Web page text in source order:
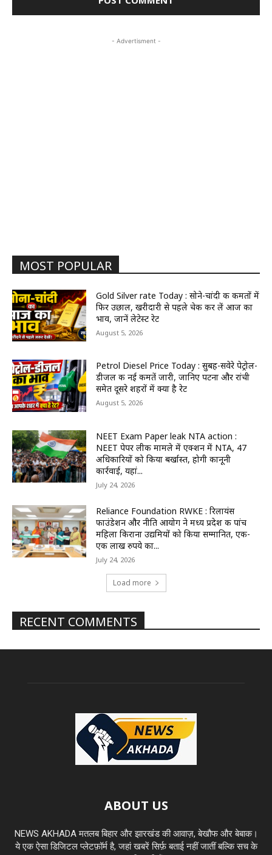
- Advertisment -
MOST POPULAR
Gold Silver rate Today : सोने-चांदी की कीमतों में
फिर उछाल, खरीदारी से पहले चेक कर लें आज का
भाव, जानें लेटेस्ट रेट
August 5, 2026
Petrol Diesel Price Today : सुबह-सवेरे पेट्रोल-
डीजल की नई कीमतें जारी, जानिए पटना और रांची
समेत दूसरे शहरों में क्या है रेट
August 5, 2026
NEET Exam Paper leak NTA action :
NEET पेपर लीक मामले में एक्शन में NTA, 47
अधिकारियों को किया बर्खास्त, होगी कानूनी
कार्रवाई, यहां...
July 24, 2026
Reliance Foundation RWKE : रिलायंस
फाउंडेशन और नीति आयोग ने मध्य प्रदेश की पांच
महिला किराना उद्यमियों को किया सम्मानित, एक-
एक लाख रुपये का...
July 24, 2026
Load more
RECENT COMMENTS
ABOUT US
NEWS AKHADA मतलब बिहार और झारखंड की आवाज़, बेखौफ और बेबाक।
ये एक ऐसा डिजिटल प्लेटफ़ॉर्म है, जहां खबरें सिर्फ़ बताई नहीं जातीं बल्कि सच के